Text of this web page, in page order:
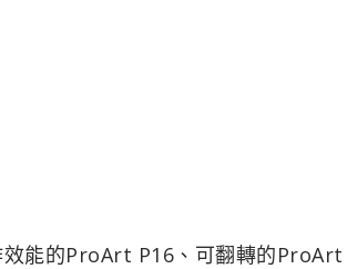
能的ProArt P16、可翻轉的ProArt